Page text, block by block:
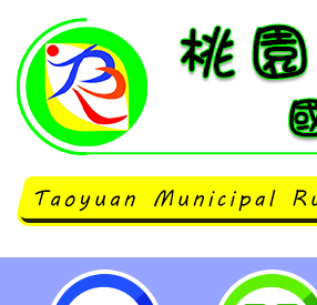
114年度「臺灣『能